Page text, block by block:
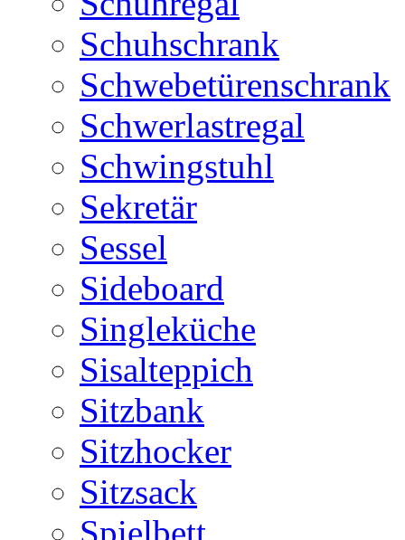
Schuhschrank
Schwebetürenschrank
Schwerlastregal
Schwingstuhl
Sekretär
Sessel
Sideboard
Singleküche
Sisalteppich
Sitzbank
Sitzhocker
Sitzsack
Spielbett